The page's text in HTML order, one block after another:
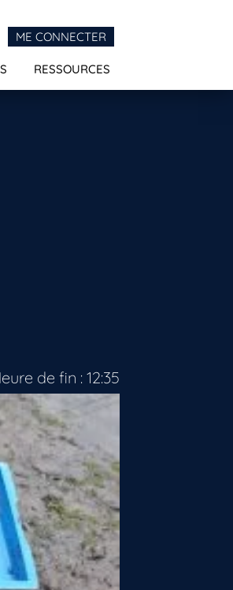
ME CONNECTER
RESSOURCES
de fin : 12:35